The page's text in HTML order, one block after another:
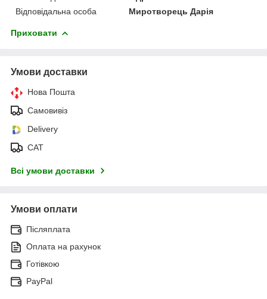
Відповідальна особа
Миротворець Дарія
Приховати
Умови доставки
Нова Пошта
Самовивіз
Delivery
САТ
Всі умови доставки
Умови оплати
Післяплата
Оплата на рахунок
Готівкою
PayPal